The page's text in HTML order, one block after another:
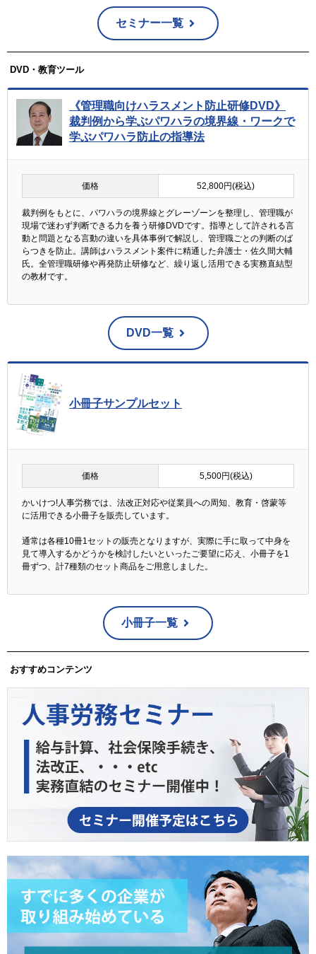
セミナー一覧
DVD・教育ツール
《管理職向けハラスメント防止研修DVD》
裁判例から学ぶパワハラの境界線・ワークで
学ぶパワハラ防止の指導法
価格 52,800円(税込)
裁判例をもとに、パワハラの境界線とグレーゾーンを整理し、管理職が
現場で迷わず判断できる力を養う研修DVDです。指導として許される言
動と問題となる言動の違いを具体事例で解説し、管理職ごとの判断のば
らつきを防止。講師はハラスメント案件に精通した弁護士・佐久間大輔
氏。全管理職研修や再発防止研修など、繰り返し活用できる実務直結型
の教材です。
DVD一覧
小冊子サンプルセット
価格 5,500円(税込)
かいけつ!人事労務では、法改正対応や従業員への周知、教育・啓蒙等
に活用できる小冊子を販売しています。
通常は各種10冊1セットの販売となりますが、実際に手に取って中身を
見て導入するかどうかを検討したいといったご要望に応え、小冊子を1
冊ずつ、計7種類のセット商品をご用意しました。
小冊子一覧
おすすめコンテンツ